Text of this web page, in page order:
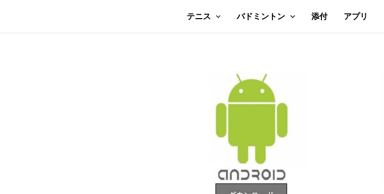
テニス バドミントン 添付 アプリ